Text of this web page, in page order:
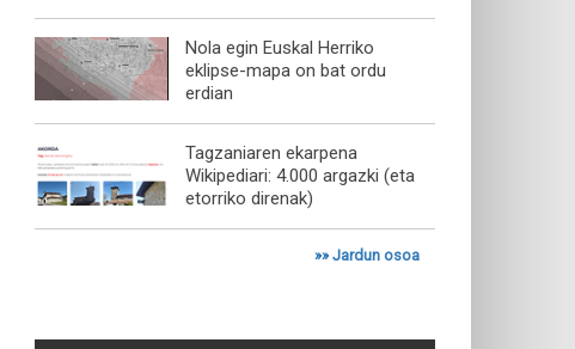
Nola egin Euskal Herriko
eklipse-mapa on bat ordu
erdian
Tagzaniaren ekarpena
Wikipediari: 4.000 argazki (eta
etorriko direnak)
»»Jardun osoa